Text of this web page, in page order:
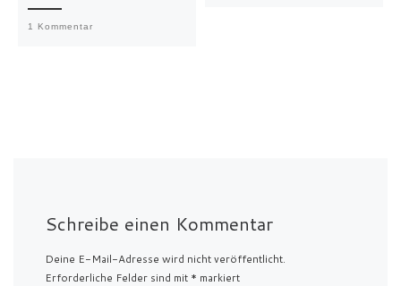
1 Kommentar
Schreibe einen Kommentar
Deine E-Mail-Adresse wird nicht veröffentlicht.
Erforderliche Felder sind mit * markiert